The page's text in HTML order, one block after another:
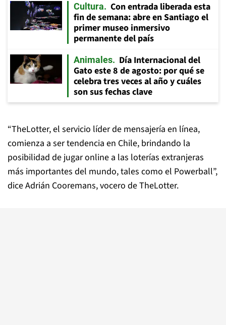
Cultura
Con entrada liberada esta
fin de semana: abre en Santiago el
primer museo inmersivo
permanente del país
Animales
Día Internacional del
Gato este 8 de agosto: por qué se
celebra tres veces al año y cuáles
son sus fechas clave
“TheLotter, el servicio líder de mensajería en línea,
comienza a ser tendencia en Chile, brindando la
posibilidad de jugar online a las loterías extranjeras
más importantes del mundo, tales como el Powerball”,
dice Adrián Cooremans, vocero de TheLotter.